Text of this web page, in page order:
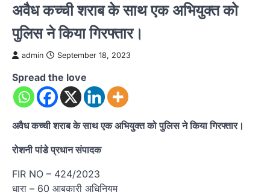
अवैध कच्ची शराब के साथ एक अभियुक्त को
पुलिस ने किया गिरफ्तार।
admin September 18, 2023
Spread the love
अवैध कच्ची शराब के साथ एक अभियुक्त को पुलिस ने किया गिरफ्तार।
रोशनी पांडे प्रधान संपादक
FIR NO – 424/2023
धारा – 60 आबकारी अधिनियम